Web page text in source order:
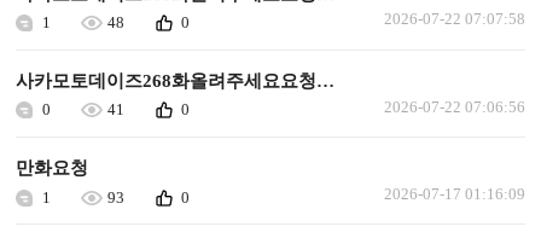
1 48 0 2026-07-22 07:07:58
사카모토데이즈268화올려주세요요청합니다
0 41 0 2026-07-22 07:06:56
만화요청
1 93 0 2026-07-17 01:16:09